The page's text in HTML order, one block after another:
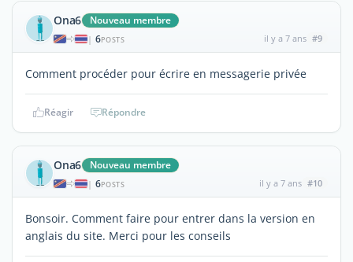
Ona6 Nouveau membre
| 6POSTS il y a 7 ans #9
Comment procéder pour écrire en messagerie privée
Réagir Répondre
Ona6 Nouveau membre
| 6POSTS il y a 7 ans #10
Bonsoir. Comment faire pour entrer dans la version en
anglais du site. Merci pour les conseils